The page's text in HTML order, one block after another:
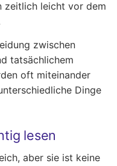
zeitlich leicht vor dem
zwischen
tatsächlichem
oft miteinander
Dinge
lesen
aber sie ist keine